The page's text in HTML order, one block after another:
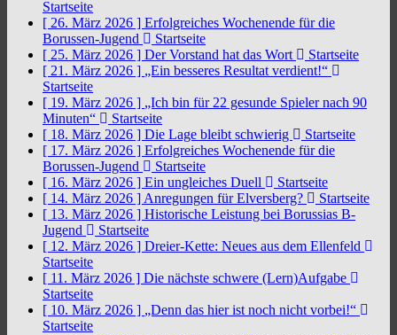
Startseite
[ 26. März 2026 ] Erfolgreiches Wochenende für die
Borussen-Jugend
Startseite
[ 25. März 2026 ] Der Vorstand hat das Wort
Startseite
[ 21. März 2026 ] „Ein besseres Resultat verdient!“
Startseite
[ 19. März 2026 ] „Ich bin für 22 gesunde Spieler nach 90
Minuten“
Startseite
[ 18. März 2026 ] Die Lage bleibt schwierig
Startseite
[ 17. März 2026 ] Erfolgreiches Wochenende für die
Borussen-Jugend
Startseite
[ 16. März 2026 ] Ein ungleiches Duell
Startseite
[ 14. März 2026 ] Anregungen für Elversberg?
Startseite
[ 13. März 2026 ] Historische Leistung bei Borussias B-
Jugend
Startseite
[ 12. März 2026 ] Dreier-Kette: Neues aus dem Ellenfeld
Startseite
[ 11. März 2026 ] Die nächste schwere (Lern)Aufgabe
Startseite
[ 10. März 2026 ] „Denn das hier ist noch nicht vorbei!“
Startseite